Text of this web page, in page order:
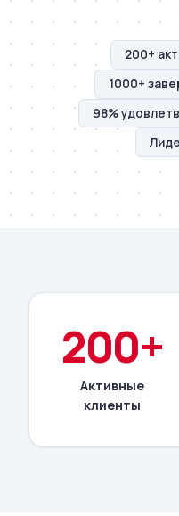
200+
1000+
98%
200+
Активные
клиенты